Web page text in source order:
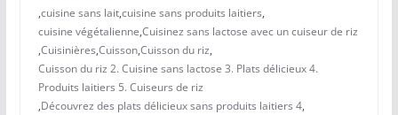
,cuisine sans lait,cuisine sans produits laitiers,
cuisine végétalienne,Cuisinez sans lactose avec un cuiseur de riz
,Cuisinières,Cuisson,Cuisson du riz,
Cuisson du riz 2. Cuisine sans lactose 3. Plats délicieux 4.
Produits laitiers 5. Cuiseurs de riz
,Découvrez des plats délicieux sans produits laitiers 4,